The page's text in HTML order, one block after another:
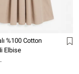
%100 Cotton
Elbise